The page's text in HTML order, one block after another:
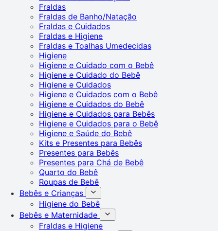
Fraldas
Fraldas de Banho/Natação
Fraldas e Cuidados
Fraldas e Higiene
Fraldas e Toalhas Umedecidas
Higiene
Higiene e Cuidado com o Bebê
Higiene e Cuidado do Bebê
Higiene e Cuidados
Higiene e Cuidados com o Bebê
Higiene e Cuidados do Bebê
Higiene e Cuidados para Bebês
Higiene e Cuidados para o Bebê
Higiene e Saúde do Bebê
Kits e Presentes para Bebês
Presentes para Bebês
Presentes para Chá de Bebê
Quarto do Bebê
Roupas de Bebê
Bebês e Crianças
Higiene do Bebê
Bebês e Maternidade
Fraldas e Higiene